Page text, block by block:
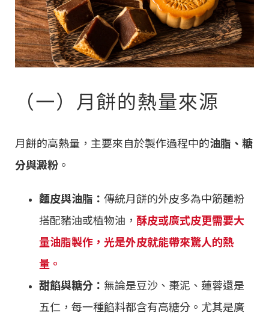
（一）月餅的熱量來源
月餅的高熱量，主要來自於製作過程中的油脂、糖
分與澱粉 。
麵皮與油脂： 傳統月餅的外皮多為中筋麵粉
搭配豬油或植物油， 酥皮或廣式皮更需要大
量油脂製作，光是外皮就能帶來驚人的熱
量。
甜餡與糖分： 無論是豆沙、棗泥、蓮蓉還是
五仁，每一種餡料都含有高糖分。尤其是廣